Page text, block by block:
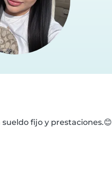
fijo y prestaciones.😊